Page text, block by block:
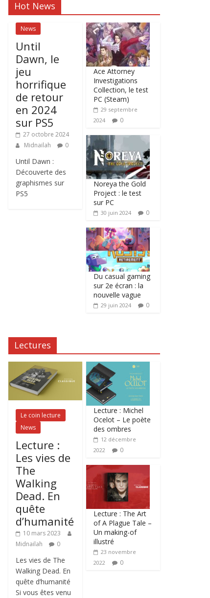
Hot News
News
Until
Dawn, le
jeu
horrifique
de retour
en 2024
sur PS5
27 octobre 2024
Midnailah
0
Until Dawn :
Découverte des
graphismes sur
PS5
Ace Attorney
Investigations
Collection, le test
PC (Steam)
29 septembre
2024
0
Noreya the Gold
Project : le test
sur PC
30 juin 2024 0
Du casual gaming
sur 2e écran : la
nouvelle vague
29 juin 2024 0
Lectures
Le coin lecture
News
Lecture :
Les vies de
The
Walking
Dead. En
quête
d’humanité
10 mars 2023
Midnailah
0
Les vies de The
Walking Dead. En
quête d’humanité
Si vous êtes venu
Lecture : Michel
Ocelot – Le poète
des ombres
12 décembre
2022
0
Lecture : The Art
of A Plague Tale –
Un making-of
illustré
23 novembre
2022
0